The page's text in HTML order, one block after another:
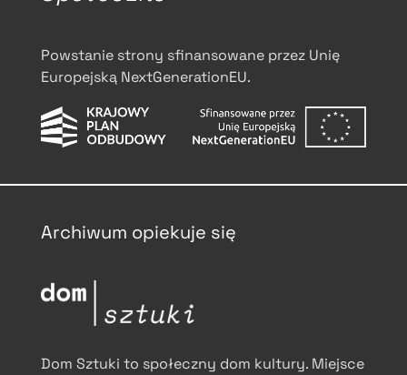
Powstanie strony sfinansowane przez Unię
Europejską NextGenerationEU.
Archiwum opiekuje się
Dom Sztuki to społeczny dom kultury. Miejsce